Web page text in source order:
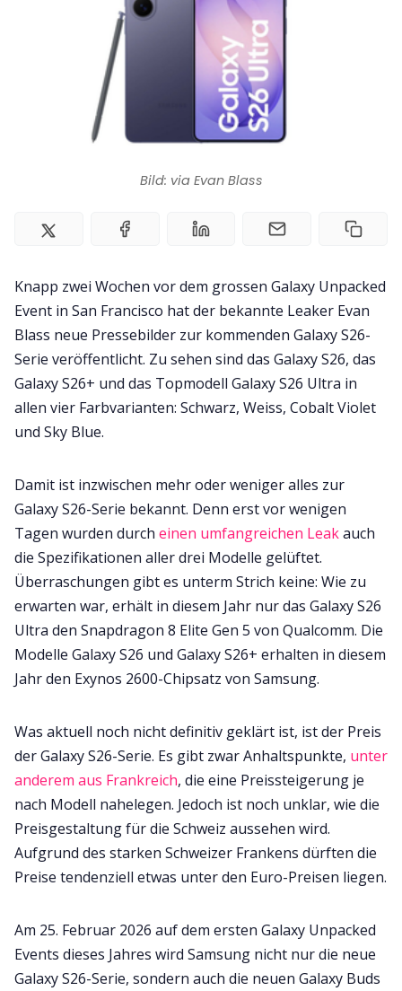
Kontakt
Impressum
Bild: via Evan Blass
Knapp zwei Wochen vor dem grossen Galaxy Unpacked
Event in San Francisco hat der bekannte Leaker Evan
Blass neue Pressebilder zur kommenden Galaxy S26-
Serie veröffentlicht. Zu sehen sind das Galaxy S26, das
Galaxy S26+ und das Topmodell Galaxy S26 Ultra in
allen vier Farbvarianten: Schwarz, Weiss, Cobalt Violet
und Sky Blue.
Damit ist inzwischen mehr oder weniger alles zur
Galaxy S26-Serie bekannt. Denn erst vor wenigen
Tagen wurden durch einen umfangreichen Leakauch
die Spezifikationen aller drei Modelle gelüftet.
Überraschungen gibt es unterm Strich keine: Wie zu
erwarten war, erhält in diesem Jahr nur das Galaxy S26
Ultra den Snapdragon 8 Elite Gen 5 von Qualcomm. Die
Modelle Galaxy S26 und Galaxy S26+ erhalten in diesem
Jahr den Exynos 2600-Chipsatz von Samsung.
Was aktuell noch nicht definitiv geklärt ist, ist der Preis
der Galaxy S26-Serie. Es gibt zwar Anhaltspunkte, unter
anderem aus Frankreich, die eine Preissteigerung je
nach Modell nahelegen. Jedoch ist noch unklar, wie die
Preisgestaltung für die Schweiz aussehen wird.
Aufgrund des starken Schweizer Frankens dürften die
Preise tendenziell etwas unter den Euro-Preisen liegen.
Am 25. Februar 2026 auf dem ersten Galaxy Unpacked
Events dieses Jahres wird Samsung nicht nur die neue
Galaxy S26-Serie, sondern auch die neuen Galaxy Buds